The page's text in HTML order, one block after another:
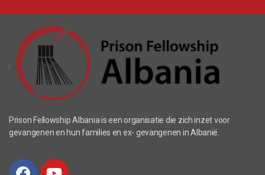
Prison Fellowship Albania is een organisatie die zich inzet voor
gevangenen en hun families en ex- gevangenen in Albanië.